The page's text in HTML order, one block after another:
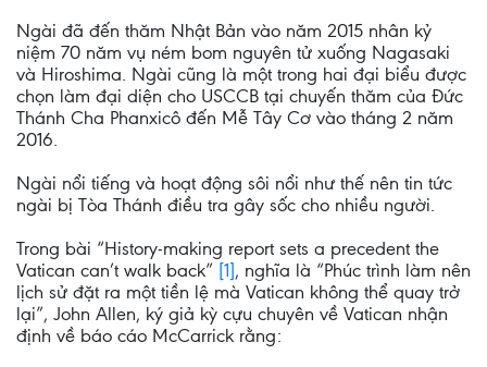
Ngài đã đến thăm Nhật Bản vào năm 2015 nhân kỷ
niệm 70 năm vụ ném bom nguyên tử xuống Nagasaki
và Hiroshima. Ngài cũng là một trong hai đại biểu được
chọn làm đại diện cho USCCB tại chuyến thăm của Đức
Thánh Cha Phanxicô đến Mễ Tây Cơ vào tháng 2 năm
2016.
Ngài nổi tiếng và hoạt động sôi nổi như thế nên tin tức
ngài bị Tòa Thánh điều tra gây sốc cho nhiều người.
Trong bài “History-making report sets a precedent the
Vatican can’t walk back” [1], nghĩa là “Phúc trình làm nên
lịch sử đặt ra một tiền lệ mà Vatican không thể quay trở
lại”, John Allen, ký giả kỳ cựu chuyên về Vatican nhận
định về báo cáo McCarrick rằng: